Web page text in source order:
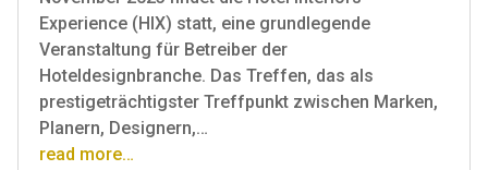
Experience (HIX) statt, eine grundlegende
Veranstaltung für Betreiber der
Hoteldesignbranche. Das Treffen, das als
prestigeträchtigster Treffpunkt zwischen Marken,
Planern, Designern,…
read more…